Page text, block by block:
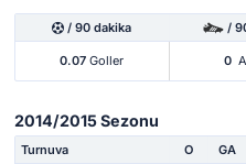
/ 90 dakika /
0.07 Goller 0
2014/2015 Sezonu
Turnuva O GA